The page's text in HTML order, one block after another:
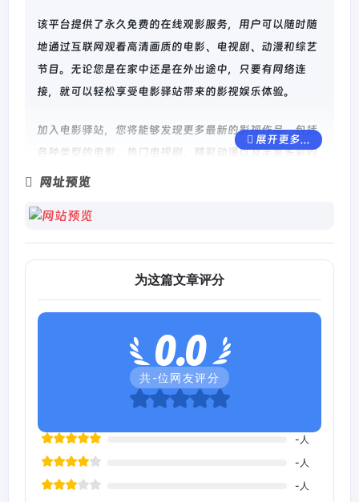
该平台提供了永久免费的在线观影服务，用户可以随时随
地通过互联网观看高清画质的电影、电视剧、动漫和综艺
节目。无论您是在家中还是在外出途中，只要有网络连
接，就可以轻松享受电影驿站带来的影视娱乐体验。
加入电影驿站，您将能够发现更多最新的影视作品，包括
各种类型的电影、热门电视剧、精彩动漫以及丰富多彩的
综艺节目。无论您是喜欢动作片、喜剧片、爱情片还是科
片。同时，该平台还提供了详细的影片介绍和评价，帮助
总之，电影驿站是一个值得推荐的在线高清影视平台，它
为用户提供了丰富的影视资源和便捷的观影体验。无论您
是电影迷还是娱乐爱好者，都可以在电影驿站中找到自己
喜欢的作品，感受影视娱乐的无限魅力！
APP下载地址：
，经测试APP线
路多，画质高清，播放速度比较快，比较推荐
展开更多...
网址预览
为这篇文章评分
0.0
共-位网友评分
- 人
- 人
- 人